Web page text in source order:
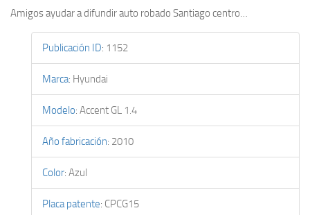
Amigos ayudar a difundir auto robado Santiago centro…
Publicación ID: 1152
Marca: Hyundai
Modelo: Accent GL 1.4
Año fabricación: 2010
Color: Azul
Placa patente: CPCG15